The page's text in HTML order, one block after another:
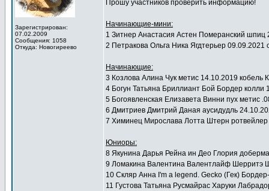
Зарегистрирован:
07.02.2009
Сообщения: 1058
Откуда: Новогиреево
Прошу участников проверить информацию!
Начинающие-мини:
1 Зитнер Анастасия Астен Померанский шпиц
2 Петракова Ольга Ника Ягдтерьер
Начинающие:
3 Козлова Алина Чук метис 14.10.2019 кобель
4 Богун Татьяна Бриллиант Бой Бордер колли
5 Богоявленская Елизавета Винни пух метис
6 Дмитриев Дмитрий Даная аусидудль
7 Химинец Мирослава Лотта Штерн ротвейлер
Юниоры:
8 Якунина Дарья Рейна ин Део Глория
9 Ломакина Валентина Валентлайф Шерритэ
10 Скляр Анна I'm a legend. Gecko (Гек)
11 Густова Татьяна Русмайрас Харуки